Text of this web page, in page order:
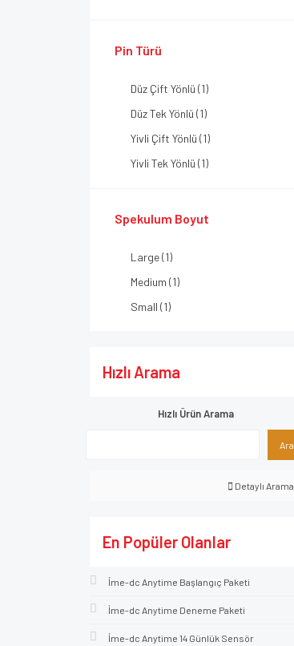
Bisturi 20 Numara (1)
Bisturi 22 Numara (1)
Bisturi 23 Numara (1)
Bisturi 24 Numara (1)
Pin Türü
Düz Çift Yönlü (1)
Düz Tek Yönlü (1)
Yivli Çift Yönlü (1)
Yivli Tek Yönlü (1)
Spekulum Boyut
Large (1)
Medium (1)
Small (1)
Hızlı Arama
Hızlı Ürün Arama
Ara
Detaylı Arama
En Popüler Olanlar
İme-dc Anytime Başlangıç Paketi
İme-dc Anytime Deneme Paketi
İme-dc Anytime 14 Günlük Sensör